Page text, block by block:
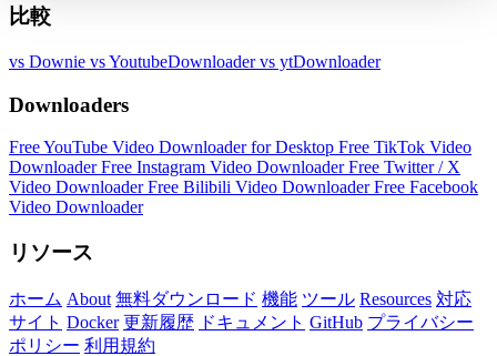
比較
vs Downie vs YoutubeDownloadervs ytDownloader
Downloaders
Free YouTube Video Downloader for Desktop Free TikTok Video
DownloaderFree Instagram Video DownloaderFree Twitter / X
Video DownloaderFree Bilibili Video DownloaderFree Facebook
Video Downloader
リソース
ホーム About 無料ダウンロード 機能 ツール Resources 対応
サイト Docker 更新履歴 ドキュメント GitHub プライバシー
ポリシー 利用規約